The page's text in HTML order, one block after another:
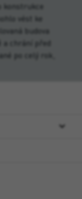
konstrukce
vést ke
budova
chrání před
po celý rok,